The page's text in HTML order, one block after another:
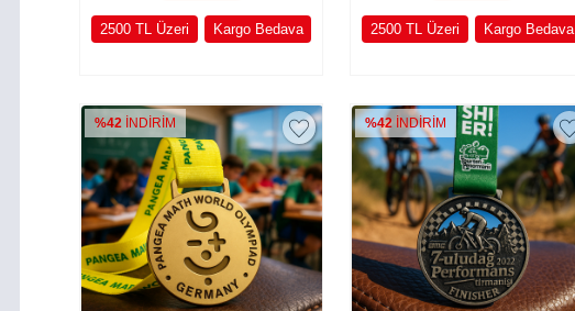
2500 TL Üzeri Kargo Bedava 2500 TL Üzeri Kargo Bedava
%42 İNDİRİM %42 İNDİRİM